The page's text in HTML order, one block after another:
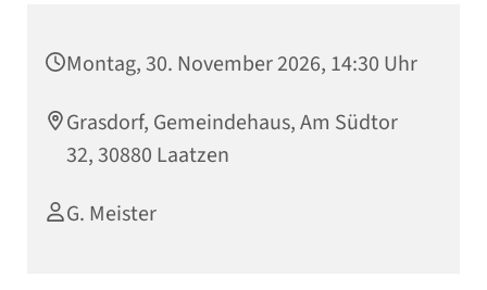
Montag, 30. November 2026, 14:30 Uhr
Grasdorf, Gemeindehaus, Am Südtor
32, 30880 Laatzen
G. Meister